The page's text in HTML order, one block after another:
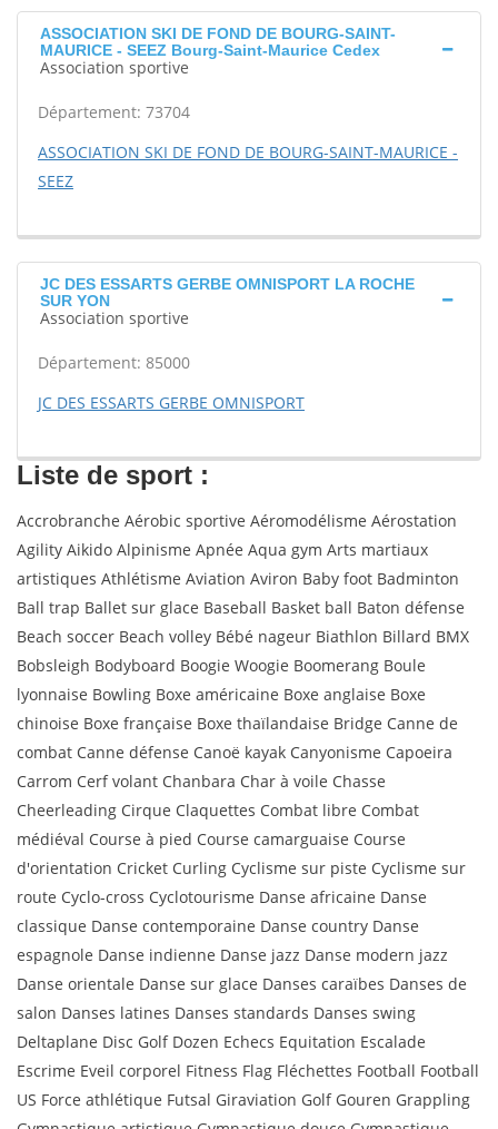
ASSOCIATION SKI DE FOND DE BOURG-SAINT-
MAURICE - SEEZ Bourg-Saint-Maurice Cedex
Association sportive
Département: 73704
ASSOCIATION SKI DE FOND DE BOURG-SAINT-MAURICE -
SEEZ
JC DES ESSARTS GERBE OMNISPORT LA ROCHE
SUR YON
Association sportive
Département: 85000
JC DES ESSARTS GERBE OMNISPORT
Liste de sport :
Accrobranche Aérobic sportive Aéromodélisme Aérostation
Agility Aikido Alpinisme Apnée Aqua gym Arts martiaux
artistiques Athlétisme Aviation Aviron Baby foot Badminton
Ball trap Ballet sur glace Baseball Basket ball Baton défense
Beach soccer Beach volley Bébé nageur Biathlon Billard BMX
Bobsleigh Bodyboard Boogie Woogie Boomerang Boule
lyonnaise Bowling Boxe américaine Boxe anglaise Boxe
chinoise Boxe française Boxe thaïlandaise Bridge Canne de
combat Canne défense Canoë kayak Canyonisme Capoeira
Carrom Cerf volant Chanbara Char à voile Chasse
Cheerleading Cirque Claquettes Combat libre Combat
médiéval Course à pied Course camarguaise Course
d'orientation Cricket Curling Cyclisme sur piste Cyclisme sur
route Cyclo-cross Cyclotourisme Danse africaine Danse
classique Danse contemporaine Danse country Danse
espagnole Danse indienne Danse jazz Danse modern jazz
Danse orientale Danse sur glace Danses caraïbes Danses de
salon Danses latines Danses standards Danses swing
Deltaplane Disc Golf Dozen Echecs Equitation Escalade
Escrime Eveil corporel Fitness Flag Fléchettes Football Football
US Force athlétique Futsal Giraviation Golf Gouren Grappling